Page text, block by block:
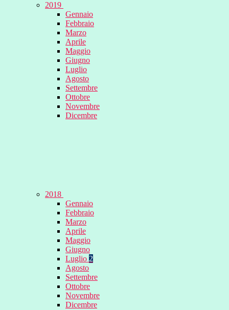
2019
Gennaio
Febbraio
Marzo
Aprile
Maggio
Giugno
Luglio
Agosto
Settembre
Ottobre
Novembre
Dicembre
2018
Gennaio
Febbraio
Marzo
Aprile
Maggio
Giugno
Luglio 2
Agosto
Settembre
Ottobre
Novembre
Dicembre